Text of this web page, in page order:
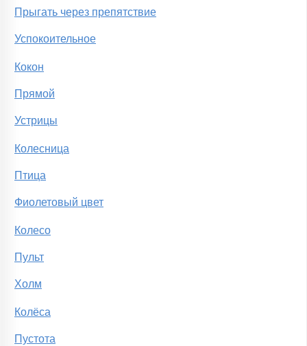
Прыгать через препятствие
Успокоительное
Кокон
Прямой
Устрицы
Колесница
Птица
Фиолетовый цвет
Колесо
Пульт
Холм
Колёса
Пустота